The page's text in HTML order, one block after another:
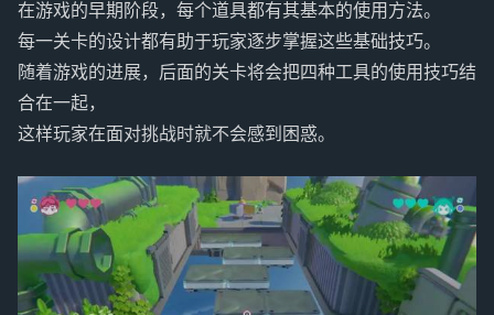
在游戏的早期阶段，每个道具都有其基本的使用方法。
每一关卡的设计都有助于玩家逐步掌握这些基础技巧。
随着游戏的进展，后面的关卡将会把四种工具的使用技巧结
合在一起，
这样玩家在面对挑战时就不会感到困惑。